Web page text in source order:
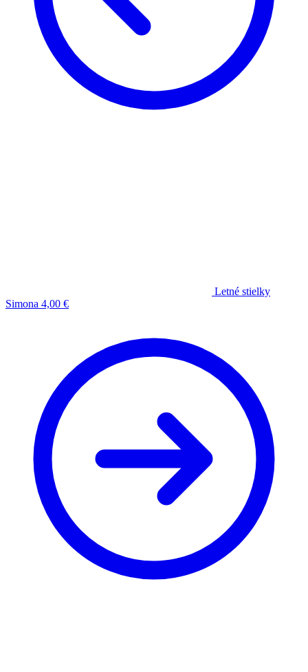
Letné stielky
Simona 4,00 €